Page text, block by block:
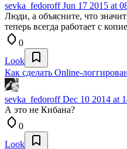
sevka_fedoroffJun 17 2015 at
Люди, а объясните, что
теперь всегда работает с
0
Look
Как сделать Online-
sevka_fedoroffDec 10 2014 at
А это не Кибана?
0
Look